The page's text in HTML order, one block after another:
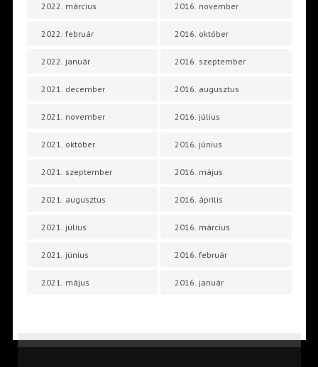
2022. március
2022. február
2022. január
2021. december
2021. november
2021. október
2021. szeptember
2021. augusztus
2021. július
2021. június
2021. május
2016. november
2016. október
2016. szeptember
2016. augusztus
2016. július
2016. június
2016. május
2016. április
2016. március
2016. február
2016. január